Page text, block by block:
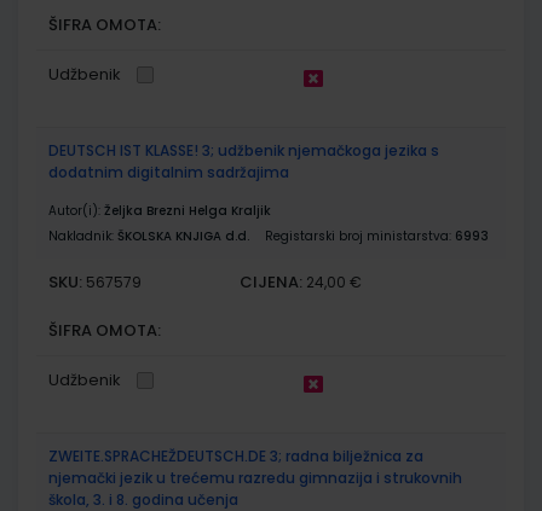
ŠIFRA OMOTA:
Udžbenik
DEUTSCH IST KLASSE! 3; udžbenik njemačkoga jezika s
dodatnim digitalnim sadržajima
Autor(i): Željka Brezni Helga Kraljik
Nakladnik: ŠKOLSKA KNJIGA d.d. Registarski broj ministarstva: 6993
SKU: 567579 CIJENA: 24,00 €
ŠIFRA OMOTA:
Udžbenik
ZWEITE.SPRACHEŽDEUTSCH.DE 3; radna bilježnica za
njemački jezik u trećemu razredu gimnazija i strukovnih
škola, 3. i 8. godina učenja